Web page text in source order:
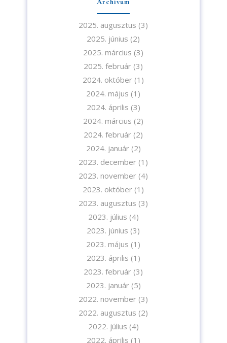
Archívum
2025. augusztus (3)
2025. június (2)
2025. március (3)
2025. február (3)
2024. október (1)
2024. május (1)
2024. április (3)
2024. március (2)
2024. február (2)
2024. január(2)
2023. december (1)
2023. november (4)
2023. október (1)
2023. augusztus (3)
2023. július (4)
2023. június (3)
2023. május (1)
2023. április (1)
2023. február (3)
2023. január(5)
2022. november (3)
2022. augusztus (2)
2022. július (4)
2022. április (1)
Adatvédelmi tájékoztatót.
Feliratkozom